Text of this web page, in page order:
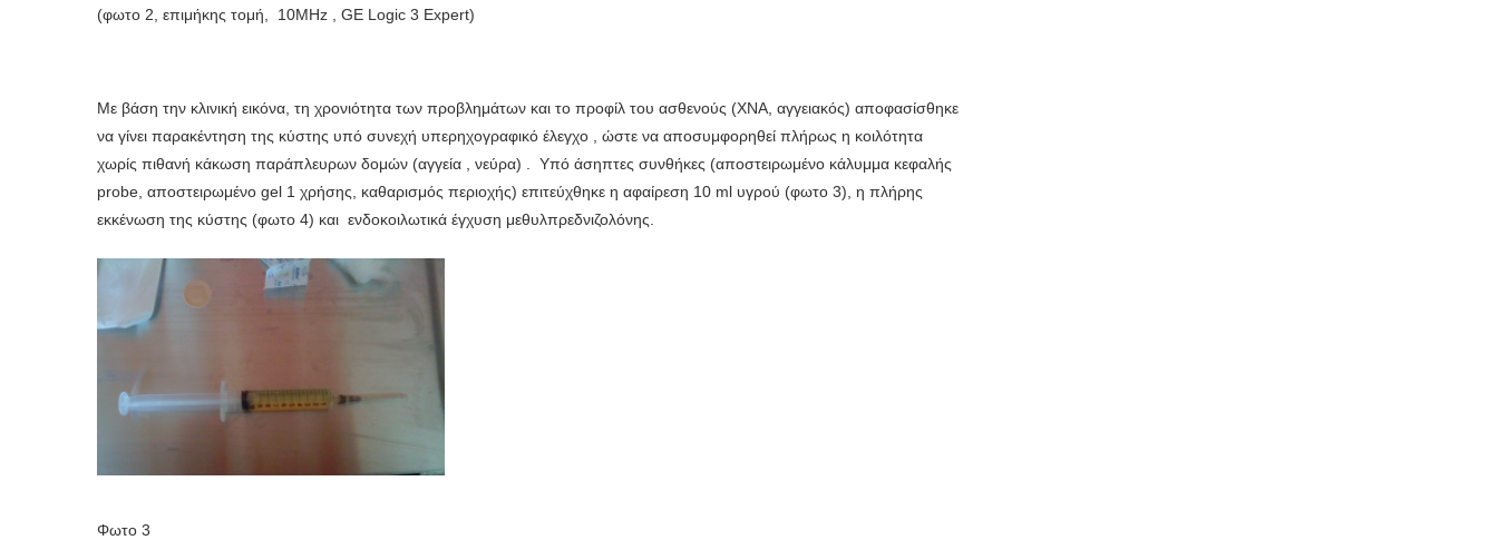
(φωτο 2, επιμήκης τομή, 10MHz , GE Logic 3 Εxpert)
Με βάση την κλινική εικόνα, τη χρονιότητα των προβλημάτων και το προφίλ του ασθενούς (ΧΝΑ, αγγειακός) αποφασίσθηκε
να γίνει παρακέντηση της κύστης υπό συνεχή υπερηχογραφικό έλεγχο , ώστε να αποσυμφορηθεί πλήρως η κοιλότητα
χωρίς πιθανή κάκωση παράπλευρων δομών (αγγεία , νεύρα) . Υπό άσηπτες συνθήκες (αποστειρωμένο κάλυμμα κεφαλής
probe, αποστειρωμένο gel 1 χρήσης, καθαρισμός περιοχής) επιτεύχθηκε η αφαίρεση 10 ml υγρού (φωτο 3), η πλήρης
εκκένωση της κύστης (φωτο 4) και ενδοκοιλωτικά έγχυση μεθυλπρεδνιζολόνης.
Φωτο 3